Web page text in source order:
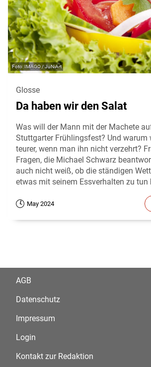
IMAGO / JuNiArt
Glosse
Da haben wir den Salat
Was will der Mann mit der Machete
Stuttgarter Frühlingsfest? Und warum
teurer, wenn man ihn nicht verzehrt?
Fragen, die Michael Schwarz
auch nicht weiß, ob die ständigen
etwas mit seinem Essverhalten zu tun
May 2024
AGB
Datenschutz
Impressum
Login
Kontakt zur Redaktion